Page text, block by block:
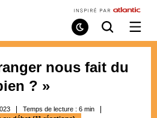
Mode
de
Recherche
/
nous fait du
? »
Temps de lecture : 6 min